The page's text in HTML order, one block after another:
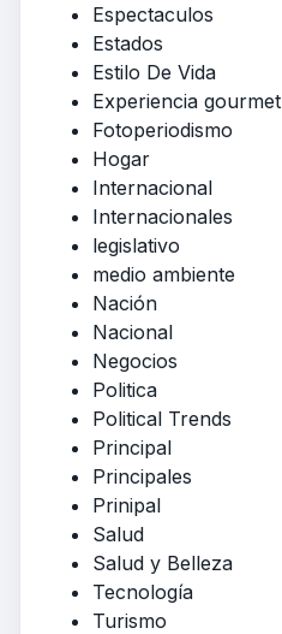
Espectaculos
Estados
Estilo De Vida
Experiencia gourmet
Fotoperiodismo
Hogar
Internacional
Internacionales
legislativo
medio ambiente
Nación
Nacional
Negocios
Politica
Political Trends
Principal
Principales
Prinipal
Salud
Salud y Belleza
Tecnología
Turismo